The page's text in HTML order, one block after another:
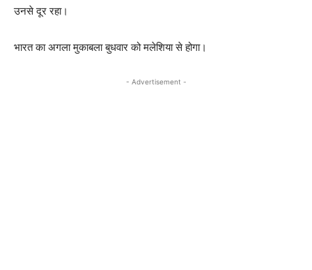
उनसे दूर रहा।
भारत का अगला मुकाबला बुधवार को मलेशिया से होगा।
- Advertisement -